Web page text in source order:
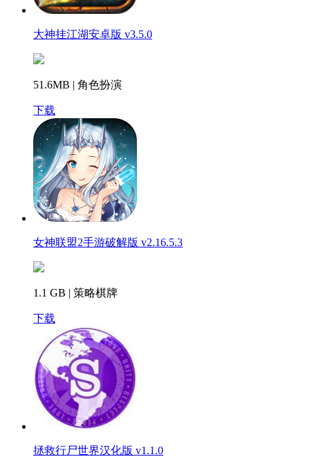
大神挂江湖安卓版 v3.5.0
51.6MB | 角色扮演
下载
女神联盟2手游破解版 v2.16.5.3
1.1 GB | 策略棋牌
下载
拯救行尸世界汉化版 v1.1.0